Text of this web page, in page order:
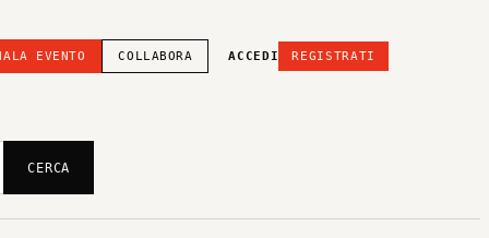
EVENTO COLLABORA ACCEDI REGISTRATI
CERCA